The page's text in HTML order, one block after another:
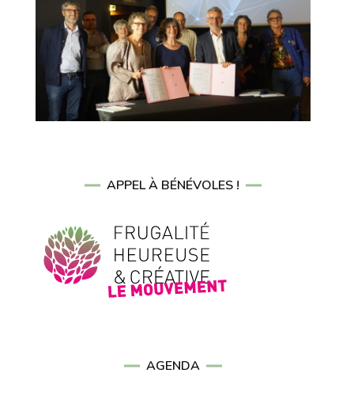
APPEL À BÉNÉVOLES !
AGENDA